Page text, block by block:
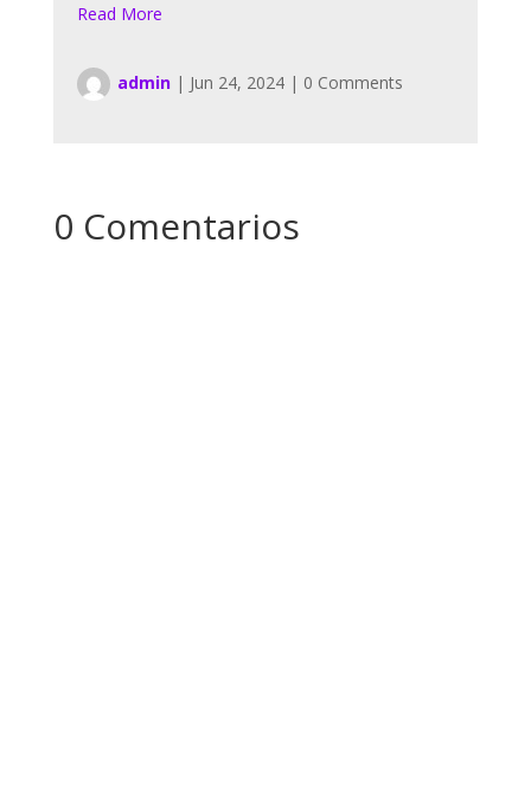
Read More
admin| Jun 24, 2024| 0 Comments
0 Comentarios